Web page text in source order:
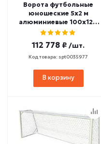
Ворота футбольные
юношеские 5х2 м
алюминиевые 100х120
мм мобильные
500-4Z)
112 778 ₽ /шт.
Код товара: spt0035977
В корзину